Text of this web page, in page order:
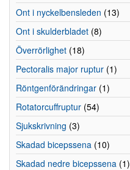
Ont i nyckelbensleden (13)
Ont i skulderbladet (8)
Överrörlighet (18)
Pectoralis major ruptur (1)
Röntgenförändringar (1)
Rotatorcuffruptur (54)
Sjukskrivning (3)
Skadad bicepssena (10)
Skadad nedre bicepssena (1)